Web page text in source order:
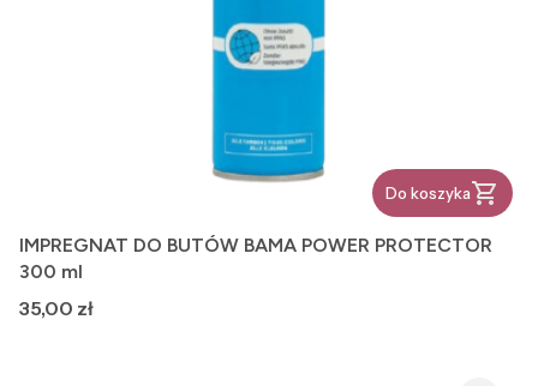
Do koszyka
IMPREGNAT DO BUTÓW BAMA POWER PROTECTOR
300 ml
Cena
35,00 zł